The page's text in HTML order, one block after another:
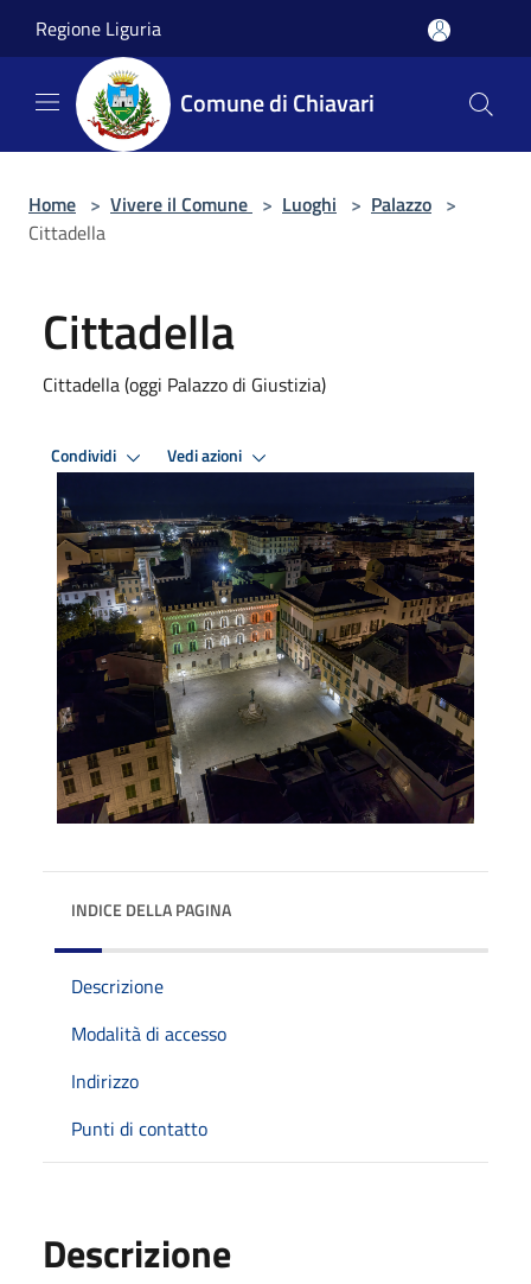
Regione Liguria
Comune di Chiavari
Home > Vivere il Comune > Luoghi > Palazzo >
Cittadella
Cittadella
Cittadella (oggi Palazzo di Giustizia)
Condividi Vedi azioni
INDICE DELLA PAGINA
Descrizione
Modalità di accesso
Indirizzo
Punti di contatto
Descrizione